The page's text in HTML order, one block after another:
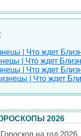
| Что ждет
| Что ждет
| Что ждет
| Что ждет
2026
Гороскоп на год 2026